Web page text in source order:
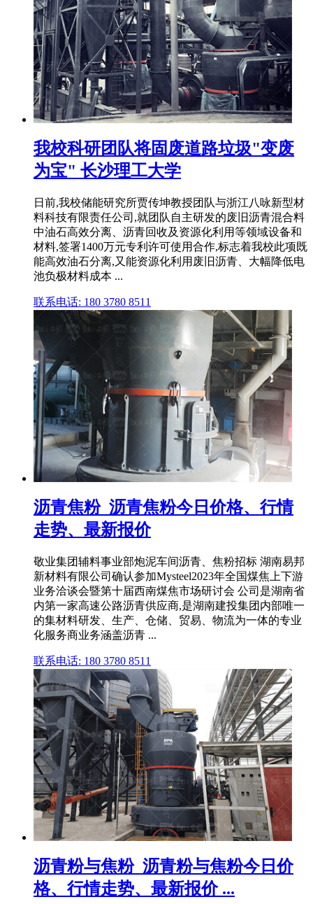
我校科研团队将固废道路垃圾"变废
为宝" 长沙理工大学
日前,我校储能研究所贾传坤教授团队与浙江八咏新型材
料科技有限责任公司,就团队自主研发的废旧沥青混合料
中油石高效分离、沥青回收及资源化利用等领域设备和
材料,签署1400万元专利许可使用合作,标志着我校此项既
能高效油石分离,又能资源化利用废旧沥青、大幅降低电
池负极材料成本 ...
联系电话: 180 3780 8511
沥青焦粉_沥青焦粉今日价格、行情
走势、最新报价
敬业集团辅料事业部炮泥车间沥青、焦粉招标 湖南易邦
新材料有限公司确认参加Mysteel2023年全国煤焦上下游
业务洽谈会暨第十届西南煤焦市场研讨会 公司是湖南省
内第一家高速公路沥青供应商,是湖南建投集团内部唯一
的集材料研发、生产、仓储、贸易、物流为一体的专业
化服务商业务涵盖沥青 ...
联系电话: 180 3780 8511
沥青粉与焦粉_沥青粉与焦粉今日价
格、行情走势、最新报价 ...